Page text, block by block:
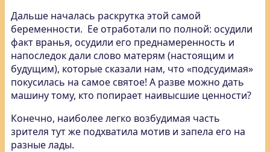
Дальше началась раскрутка этой самой
беременности. Ее отработали по полной: осудили
факт вранья, осудили его преднамеренность и
напоследок дали слово матерям (настоящим и
будущим), которые сказали нам, что «подсудимая»
покусилась на самое святое! А разве можно дать
машину тому, кто попирает наивысшие ценности?
Конечно, наиболее легко возбудимая часть
зрителя тут же подхватила мотив и запела его на
разные лады.